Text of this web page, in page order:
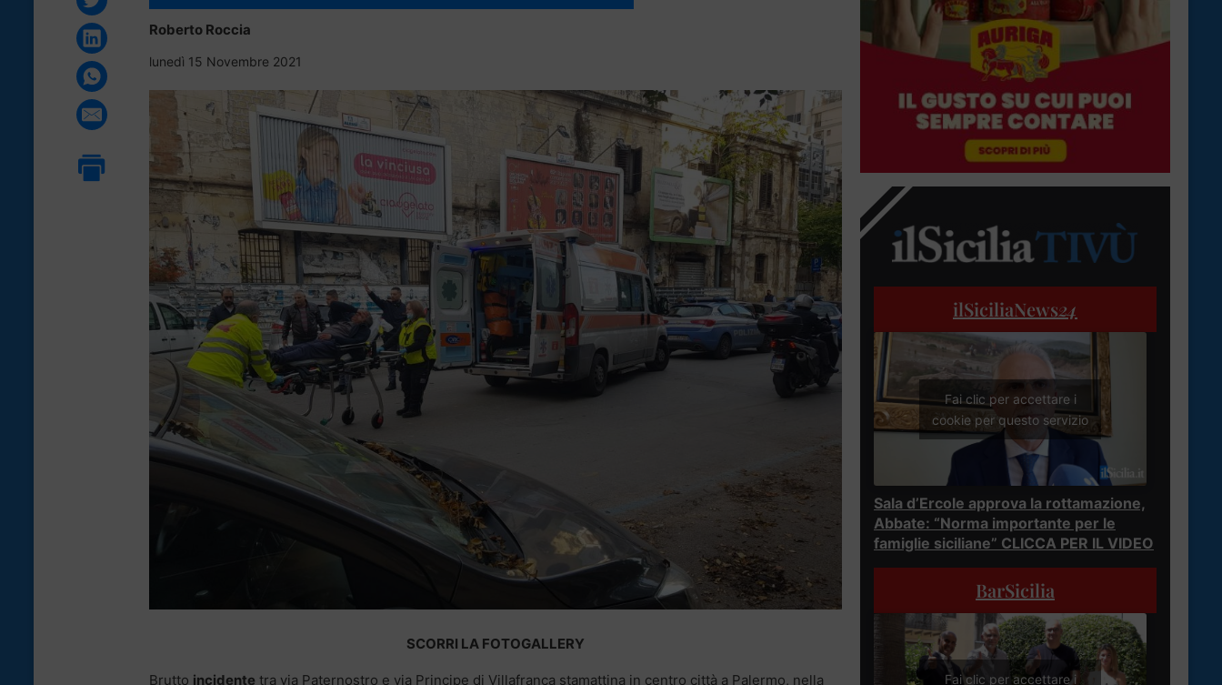
Roberto Roccia
lunedì 15 Novembre 2021
SCORRI LA FOTOGALLERY
Brutto incidente tra via Paternostro e via Principe di Villafranca stamattina in centro città a Palermo, nella
ilSiciliaNews24
Fai clic per accettare i
cookie per questo servizio
Sala d’Ercole approva la rottamazione,
Abbate: “Norma importante per le
famiglie siciliane” CLICCA PER IL VIDEO
BarSicilia
Fai clic per accettare i